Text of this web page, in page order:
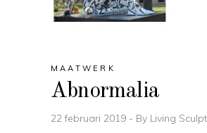
MAATWERK
Abnormalia
22 februari 2019 By Living